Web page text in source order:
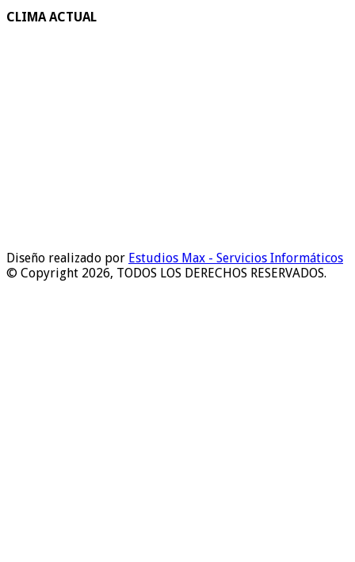
CLIMA ACTUAL
Diseño realizado por Estudios Max - Servicios Informáticos
© Copyright 2026, TODOS LOS DERECHOS RESERVADOS.